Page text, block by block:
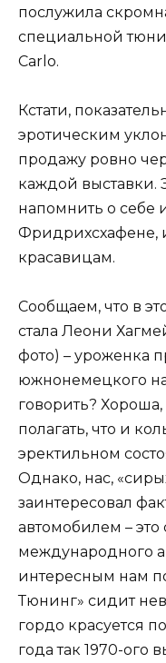
послужила
специальной
Carlo.
Кстати,
эротическим
продажу ровно
каждой выставки.
напомнить о себе
Фридрихсхафене,
красавицам.
Сообщаем, что в
стала Леони
фото) – уроженка
южнонемецкого
говорить?
полагать, что и
эректильном
Однако, нас,
заинтересовал
автомобилем – это
международного
интересным нам
Тюнинг» сидит
гордо красуется
года так 1970-ого